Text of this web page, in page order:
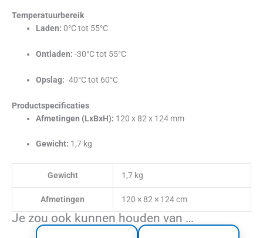
Temperatuurbereik
Laden: 0°C tot 55°C
Ontladen: -30°C tot 55°C
Opslag: -40°C tot 60°C
Productspecificaties
Afmetingen (LxBxH): 120 x 82 x 124 mm
Gewicht: 1,7 kg
Gewicht 1,7 kg
Afmetingen 120 × 82 × 124 cm
Je zou ook kunnen houden van …